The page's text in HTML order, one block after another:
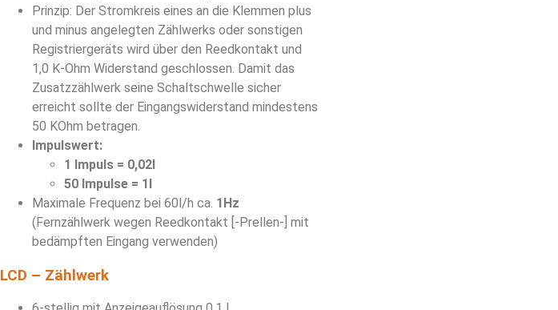
Prinzip: Der Stromkreis eines an die Klemmen plus
und minus angelegten Zählwerks oder sonstigen
Registriergeräts wird über den Reedkontakt und
1,0 K-Ohm Widerstand geschlossen. Damit das
Zusatzzählwerk seine Schaltschwelle sicher
erreicht sollte der Eingangswiderstand mindestens
50 KOhm betragen.
Impulswert:
1 Impuls = 0,02l
50 Impulse = 1l
Maximale Frequenz bei 60l/h ca. 1Hz
(Fernzählwerk wegen Reedkontakt [-Prellen-] mit
bedämpften Eingang verwenden)
LCD – Zählwerk